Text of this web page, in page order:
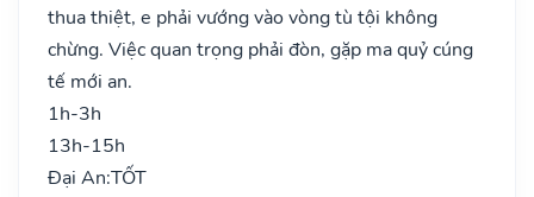
thua thiệt, e phải vướng vào vòng tù tội không
chừng. Việc quan trọng phải đòn, gặp ma quỷ cúng
tế mới an.
1h-3h
13h-15h
Đại An:TỐT